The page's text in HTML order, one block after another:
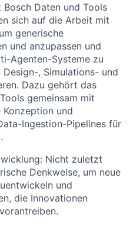
Daten und Tools
sich auf die Arbeit mit
generische
und anzupassen und
Agenten-Systeme zu
, Simulations- und
Dazu gehört das
gemeinsam mit
und
Ingestion-Pipelines für
Nicht zuletzt
Denkweise, um neue
und
die Innovationen